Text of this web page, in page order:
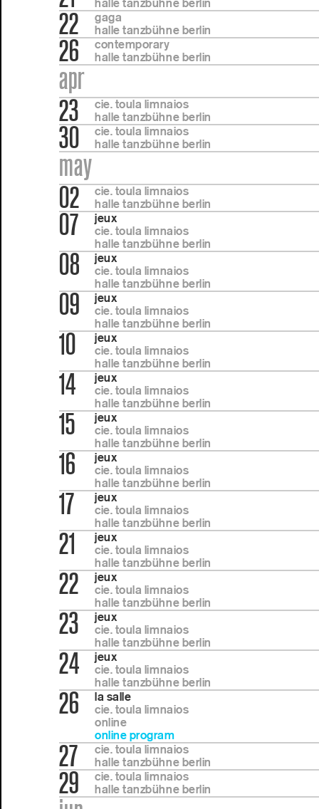
halle tanzbühne berlin
22
gaga
halle tanzbühne berlin
26
contemporary
halle tanzbühne berlin
apr
23
cie. toula limnaios
halle tanzbühne berlin
30
cie. toula limnaios
halle tanzbühne berlin
may
02
cie. toula limnaios
halle tanzbühne berlin
07
jeux
cie. toula limnaios
halle tanzbühne berlin
08
jeux
cie. toula limnaios
halle tanzbühne berlin
09
jeux
cie. toula limnaios
halle tanzbühne berlin
10
jeux
cie. toula limnaios
halle tanzbühne berlin
14
jeux
cie. toula limnaios
halle tanzbühne berlin
15
jeux
cie. toula limnaios
halle tanzbühne berlin
16
jeux
cie. toula limnaios
halle tanzbühne berlin
17
jeux
cie. toula limnaios
halle tanzbühne berlin
21
jeux
cie. toula limnaios
halle tanzbühne berlin
22
jeux
cie. toula limnaios
halle tanzbühne berlin
23
jeux
cie. toula limnaios
halle tanzbühne berlin
24
jeux
cie. toula limnaios
halle tanzbühne berlin
26
la salle
cie. toula limnaios
online
online program
27
cie. toula limnaios
halle tanzbühne berlin
29
cie. toula limnaios
halle tanzbühne berlin